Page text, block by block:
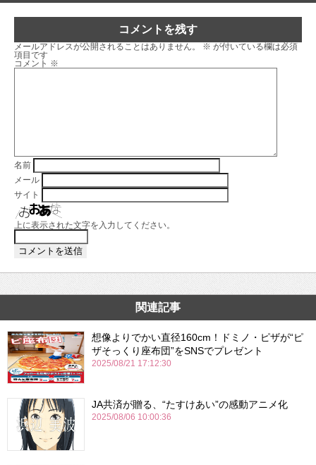
コメントを残す
メールアドレスが公開されることはありません。 ※ が付いている欄は必須
項目です
コメント ※
名前
メール
サイト
上に表示された文字を入力してください。
関連記事
想像よりでかい直径160cm！ドミノ・ピザが“ピ
ザそっくり座布団”をSNSでプレゼント
2025/08/21 17:12:30
JA共済が贈る、“たすけあい”の感動アニメ化
2025/08/06 10:00:36